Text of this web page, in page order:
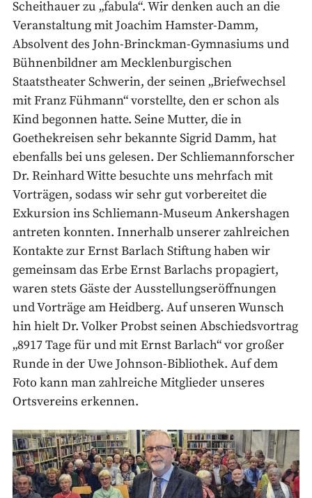
Scheithauer zu „fabula“. Wir denken auch an die
Veranstaltung mit Joachim Hamster-Damm,
Absolvent des John-Brinckman-Gymnasiums und
Bühnenbildner am Mecklenburgischen
Staatstheater Schwerin, der seinen „Briefwechsel
mit Franz Fühmann“ vorstellte, den er schon als
Kind begonnen hatte. Seine Mutter, die in
Goethekreisen sehr bekannte Sigrid Damm, hat
ebenfalls bei uns gelesen. Der Schliemannforscher
Dr. Reinhard Witte besuchte uns mehrfach mit
Vorträgen, sodass wir sehr gut vorbereitet die
Exkursion ins Schliemann-Museum Ankershagen
antreten konnten. Innerhalb unserer zahlreichen
Kontakte zur Ernst Barlach Stiftung haben wir
gemeinsam das Erbe Ernst Barlachs propagiert,
waren stets Gäste der Ausstellungseröffnungen
und Vorträge am Heidberg. Auf unseren Wunsch
hin hielt Dr. Volker Probst seinen Abschiedsvortrag
„8917 Tage für und mit Ernst Barlach“ vor großer
Runde in der Uwe Johnson-Bibliothek. Auf dem
Foto kann man zahlreiche Mitglieder unseres
Ortsvereins erkennen.